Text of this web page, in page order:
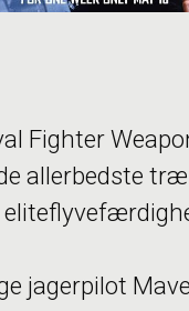
Fighter
allerbedste
jagerpilot